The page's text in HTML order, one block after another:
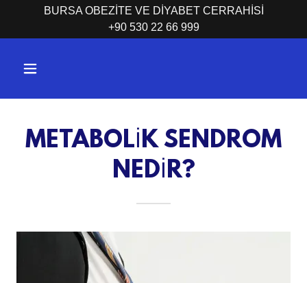
BURSA OBEZİTE VE DİYABET CERRAHİSİ
+90 530 22 66 999
METABOLİK SENDROM
NEDİR?